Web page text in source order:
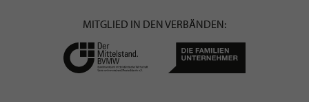
MITGLIED IN DEN VERBÄNDEN: